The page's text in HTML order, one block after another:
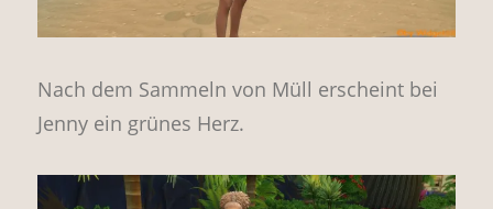
Nach dem Sammeln von Müll erscheint bei
Jenny ein grünes Herz.